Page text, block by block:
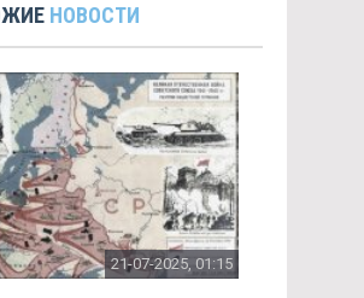
НОВОСТИ
21-07-2025, 01:15